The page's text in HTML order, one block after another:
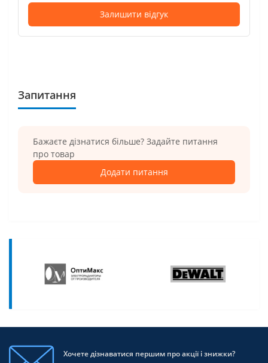
Залишити відгук
Запитання
Бажаєте дізнатися більше? Задайте питання
про товар
Додати питання
Хочете дізнаватися першим про акції і знижки?